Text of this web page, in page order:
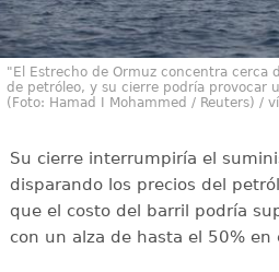
"El Estrecho de Ormuz concentra cerca
de petróleo, y su cierre podría provocar
(Foto: Hamad I Mohammed / Reuters) /
Su cierre interrumpiría el
disparando los precios del
que el costo del barril podría
con un alza de hasta el 50% en